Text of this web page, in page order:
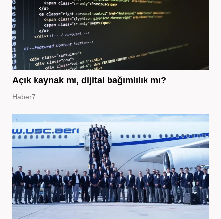
Açık kaynak mı, dijital bağımlılık mı?
Haber7